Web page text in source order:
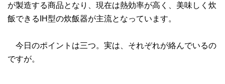
が製造する商品となり、現在は熱効率が高く、美味しく炊
飯できるIH型の炊飯器が主流となっています。
今日のポイントは三つ。実は、それぞれが絡んでいるの
ですが。